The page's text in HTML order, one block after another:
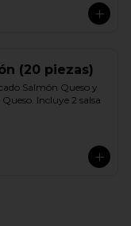
(20 piezas)
Salmón Queso y
Incluye 2 salsa